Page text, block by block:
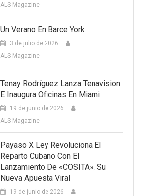
ALS Magazine
Un Verano En Barce York
3 de julio de 2026
ALS Magazine
Tenay Rodríguez Lanza Tenavision
E Inaugura Oficinas En Miami
19 de junio de 2026
ALS Magazine
Payaso X Ley Revoluciona El
Reparto Cubano Con El
Lanzamiento De «COSITA», Su
Nueva Apuesta Viral
19 de junio de 2026